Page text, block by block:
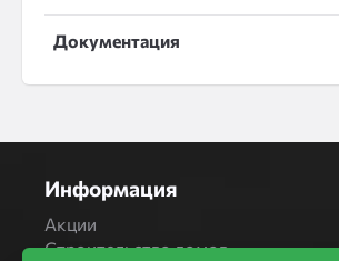
Документация
Информация
Акции
Строительство домов